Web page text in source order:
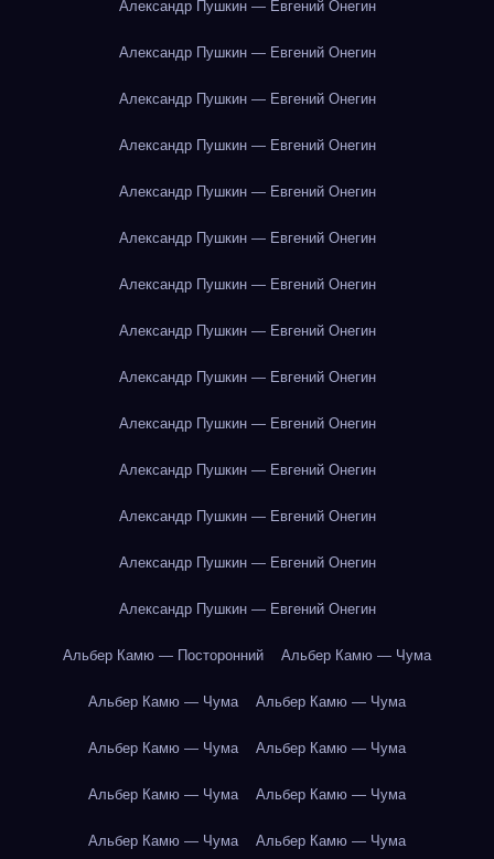
Александр Пушкин — Евгений Онегин
Александр Пушкин — Евгений Онегин
Александр Пушкин — Евгений Онегин
Александр Пушкин — Евгений Онегин
Александр Пушкин — Евгений Онегин
Александр Пушкин — Евгений Онегин
Александр Пушкин — Евгений Онегин
Александр Пушкин — Евгений Онегин
Александр Пушкин — Евгений Онегин
Александр Пушкин — Евгений Онегин
Александр Пушкин — Евгений Онегин
Александр Пушкин — Евгений Онегин
Александр Пушкин — Евгений Онегин
Александр Пушкин — Евгений Онегин
Альбер Камю — Посторонний Альбер Камю — Чума
Альбер Камю — Чума Альбер Камю — Чума
Альбер Камю — Чума Альбер Камю — Чума
Альбер Камю — Чума Альбер Камю — Чума
Альбер Камю — Чума Альбер Камю — Чума